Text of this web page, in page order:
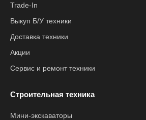
Trade-In
Выкуп Б/У техники
Доставка техники
Акции
Сервис и ремонт техники
Строительная техника
Мини-экскаваторы